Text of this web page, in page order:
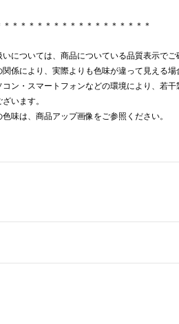
＊＊＊＊＊＊＊＊＊＊＊＊＊＊＊＊＊＊
については、商品についている品質表示でご
係により、実際よりも色味が違って見える場
コン・スマートフォンなどの環境により、若
います。
味は、商品アップ画像をご参照ください。